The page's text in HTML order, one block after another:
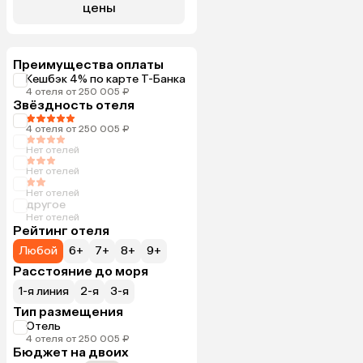
цены
Преимущества оплаты
Кешбэк 4% по карте Т-Банка
4 отеля от 250 005 ₽
Звёздность отеля
4 отеля от 250 005 ₽
Нет отелей
Нет отелей
Нет отелей
другое
Нет отелей
Рейтинг отеля
Любой 6+ 7+ 8+ 9+
Расстояние до моря
1-я линия 2-я 3-я
Тип размещения
Отель
4 отеля от 250 005 ₽
Бюджет на двоих